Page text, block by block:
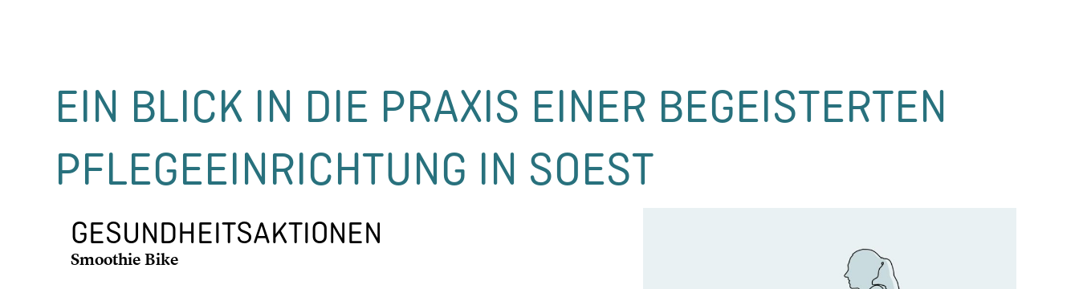
EIN BLICK IN DIE PRAXIS EINER BEGEIS­TER­TEN
PFLEGE­EIN­RICH­TUNG IN SOEST
GESUND­HEITS­AK­TIO­NEN
Smoothie Bike